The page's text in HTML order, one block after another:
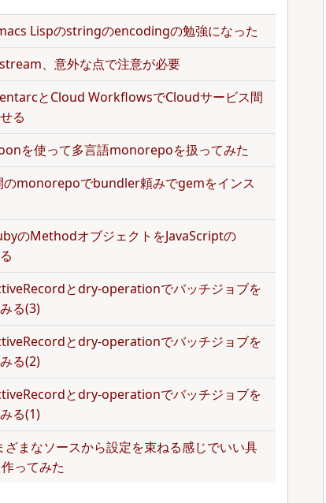
Lispのstringのencodingの勉強になった
、意外な点で注意が必要
とCloud WorkflowsでCloudサービス間
る
を使って多言語monorepoを扱ってみた
のmonorepoでbundler頼みでgemをインス
のMethodオブジェクトをJavaScriptの
とdry-operationでバッチジョブを
る(3)
とdry-operationでバッチジョブを
る(2)
とdry-operationでバッチジョブを
る(1)
ざまなソースから設定を束ねる感じでいい具
ってみた